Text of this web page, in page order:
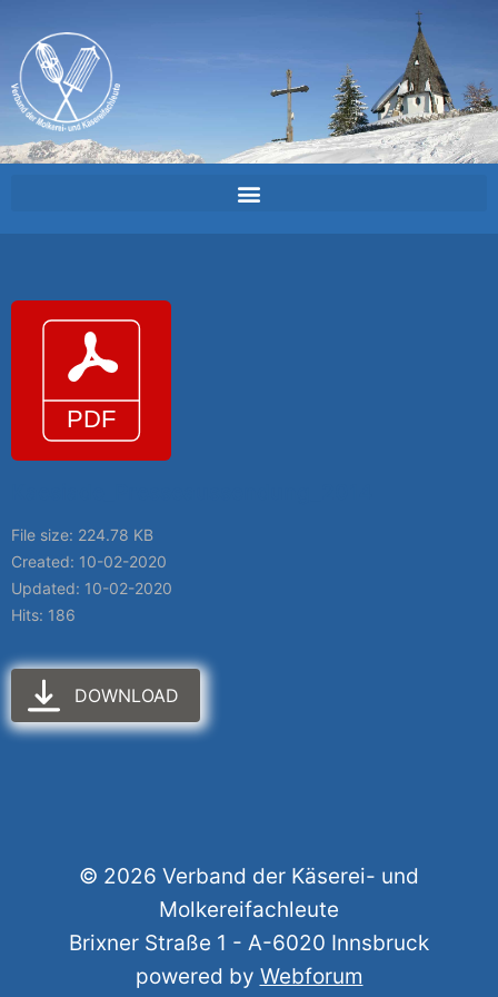
File size: 224.78 KB
Created: 10-02-2020
Updated: 10-02-2020
Hits: 186
DOWNLOAD
© 2026 Verband der Käserei- und
Molkereifachleute
Brixner Straße 1 - A-6020 Innsbruck
powered by Webforum